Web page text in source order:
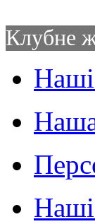
Клубне
Наша